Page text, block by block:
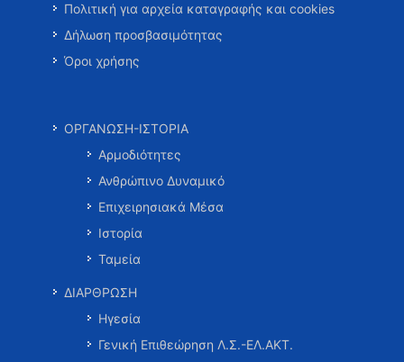
Πολιτική για αρχεία καταγραφής και cookies
Δήλωση προσβασιμότητας
Όροι χρήσης
ΟΡΓΑΝΩΣΗ-ΙΣΤΟΡΙΑ
Αρμοδιότητες
Ανθρώπινο Δυναμικό
Επιχειρησιακά Μέσα
Ιστορία
Ταμεία
ΔΙΑΡΘΡΩΣΗ
Ηγεσία
Γενική Επιθεώρηση Λ.Σ.-ΕΛ.ΑΚΤ.